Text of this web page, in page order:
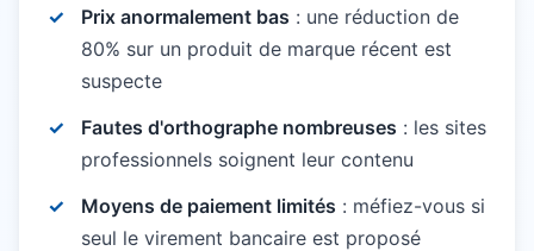
Prix anormalement bas : une réduction de
80% sur un produit de marque récent est
suspecte
Fautes d'orthographe nombreuses : les sites
professionnels soignent leur contenu
Moyens de paiement limités : méfiez-vous si
seul le virement bancaire est proposé